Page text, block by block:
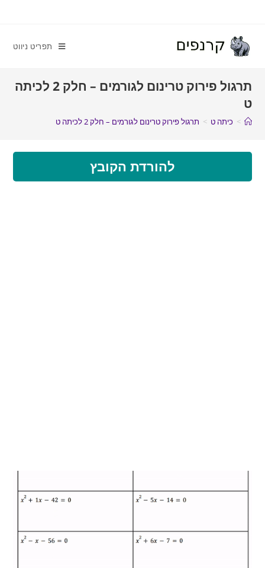
תפריט ניווט
תרגול פירוק טרינום לגורמים – חלק 2 לכיתה
ט
> כיתה ט > תרגול פירוק טרינום לגורמים – חלק 2 לכיתה ט
להורדת הקובץ